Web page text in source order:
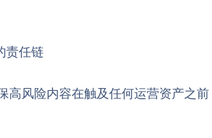
责任链
高风险内容在触及任何运营资产之前